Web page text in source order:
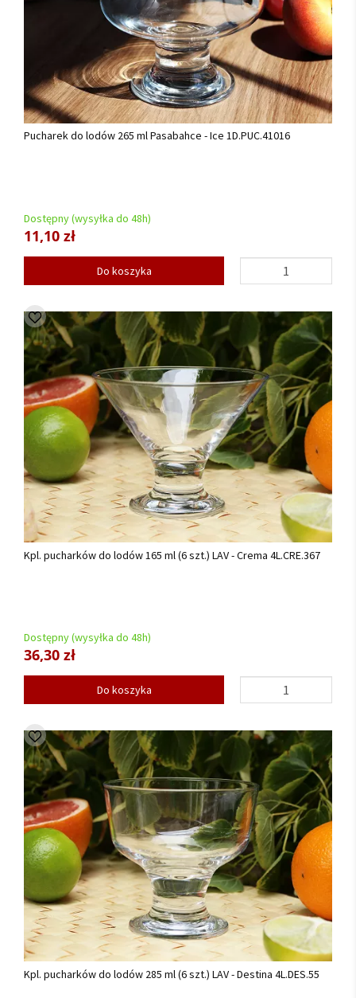
Pucharek do lodów 265 ml Pasabahce - Ice 1D.PUC.41016
Dostępny (wysyłka do 48h)
11,10 zł
Do koszyka
Kpl. pucharków do lodów 165 ml (6 szt.) LAV - Crema 4L.CRE.367
Dostępny (wysyłka do 48h)
36,30 zł
Do koszyka
Kpl. pucharków do lodów 285 ml (6 szt.) LAV - Destina 4L.DES.55